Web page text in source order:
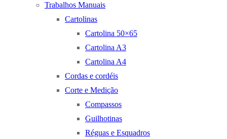
Trabalhos Manuais
Cartolinas
Cartolina 50×65
Cartolina A3
Cartolina A4
Cordas e cordéis
Corte e Medição
Compassos
Guilhotinas
Réguas e Esquadros